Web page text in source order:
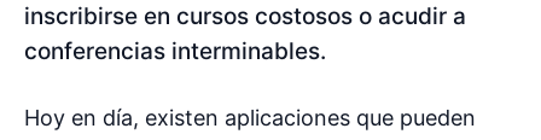
inscribirse en cursos costosos o acudir a
conferencias interminables.
Hoy en día, existen aplicaciones que pueden